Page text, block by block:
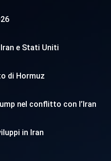
e Stati Uniti
di Hormuz
nel conflitto con l’Iran
in Iran